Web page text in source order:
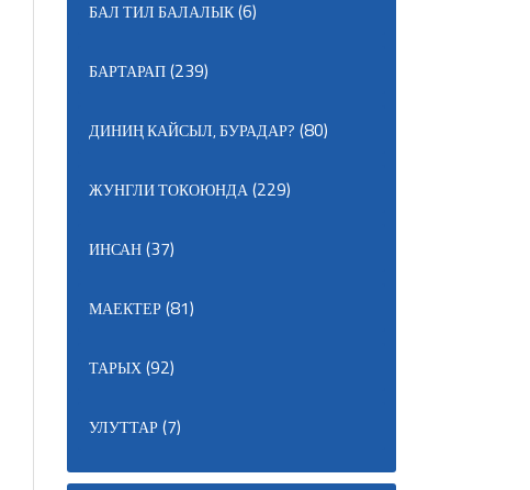
БАЛ ТИЛ БАЛАЛЫК(6)
БАРТАРАП(239)
ДИНИҢ КАЙСЫЛ, БУРАДАР? (80)
ЖУНГЛИ ТОКОЮНДА(229)
ИНСАН(37)
МАЕКТЕР(81)
ТАРЫХ(92)
УЛУТТАР(7)